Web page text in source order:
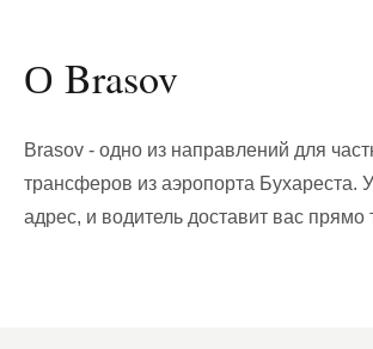
О Brasov
Brasov - одно из направлений для
трансферов из аэропорта Бухареста.
адрес, и водитель доставит вас прямо